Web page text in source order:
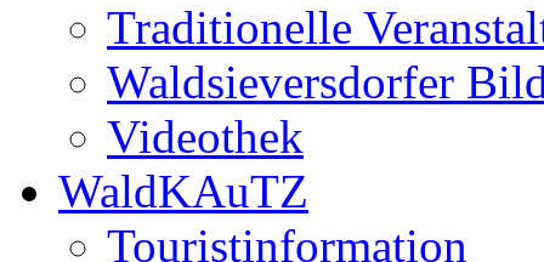
Traditionelle
Waldsieversdorfer
Videothek
WaldKAuTZ
Touristinformation